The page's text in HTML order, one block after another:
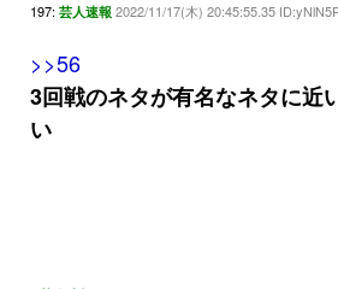
197: 芸人速報 2022/11/17(木) 20:45:55.35
>>56
3回戦のネタが有名なネタに近
い